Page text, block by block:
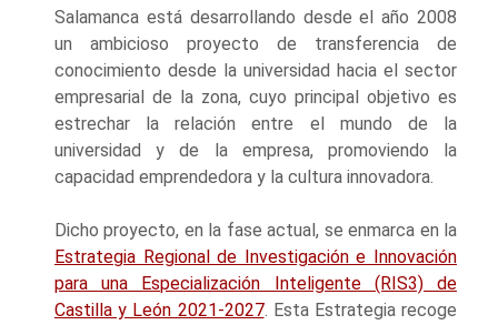
Salamanca está desarrollando desde el año 2008
un ambicioso proyecto de transferencia de
conocimiento desde la universidad hacia el sector
empresarial de la zona, cuyo principal objetivo es
estrechar la relación entre el mundo de la
universidad y de la empresa, promoviendo la
capacidad emprendedora y la cultura innovadora.
Dicho proyecto, en la fase actual, se enmarca en la
Estrategia Regional de Investigación e Innovación
para una Especialización Inteligente (RIS3) de
Castilla y León 2021-2027. Esta Estrategia recoge